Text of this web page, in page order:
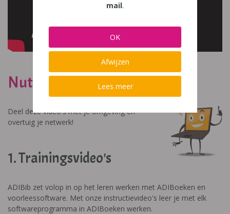
Nuttige video's
Deel deze video's met je omgeving en
overtuig je netwerk!
1. Trainingsvideo's
ADIBib zet volop in op het leren werken met ADIBoeken en
voorleessoftware. Met onze instructievideo's leer je met elk
softwareprogramma in ADIBoeken werken.
mail.
OK
Afwijzen
Lees meer